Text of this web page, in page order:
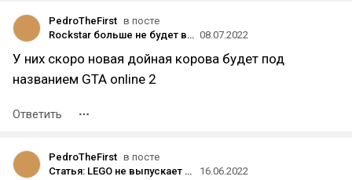
PedroTheFirst в посте
Rockstar больше не будет выпускать крупные контентные обновления для Red Dead Online 08.07.2022
У них скоро новая дойная корова будет под
названием GTA online 2
Ответить
PedroTheFirst в посте
Статья: LEGO не выпускает военные наборы, но делает «Звездные войны». Почему так и может ли что-то измениться?
16.06.2022